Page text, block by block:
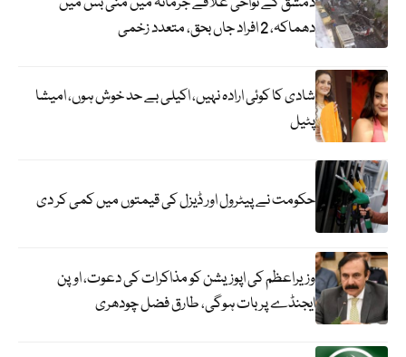
دھماکہ، 2 افراد جاں بحق، متعدد زخمی
شادی کا کوئی ارادہ نہیں، اکیلی بے حد خوش ہوں، امیشا
پٹیل
حکومت نے پیٹرول اور ڈیزل کی قیمتوں میں کمی کر دی
وزیراعظم کی اپوزیشن کو مذاکرات کی دعوت، اوپن
ایجنڈے پر بات ہوگی، طارق فضل چودھری